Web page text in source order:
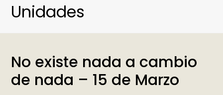
Unidades
No existe nada a cambio
de nada – 15 de Marzo